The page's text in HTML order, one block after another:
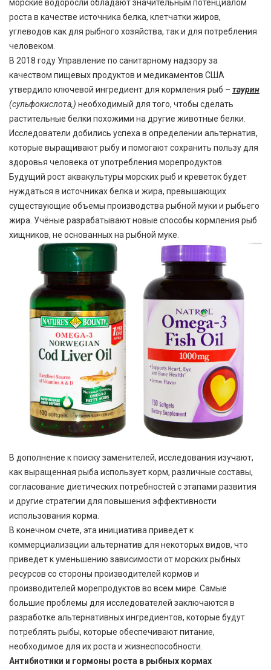
морские водоросли обладают значительным потенциалом
роста в качестве источника белка, клетчатки жиров,
углеводов как для рыбного хозяйства, так и для потребления
человеком.
В 2018 году Управление по санитарному надзору за
качеством пищевых продуктов и медикаментов США
утвердило ключевой ингредиент для кормления рыб – таурин
(сульфокислота,) необходимый для того, чтобы сделать
растительные белки похожими на другие животные белки.
Исследователи добились успеха в определении альтернатив,
которые выращивают рыбу и помогают сохранить пользу для
здоровья человека от употребления морепродуктов.
Будущий рост аквакультуры морских рыб и креветок будет
нуждаться в источниках белка и жира, превышающих
существующие объемы производства рыбной муки и рыбьего
жира. Учёные разрабатывают новые способы кормления рыб
хищников, не основанных на рыбной муке.
В дополнение к поиску заменителей, исследования изучают,
как выращенная рыба использует корм, различные составы,
согласование диетических потребностей с этапами развития
и другие стратегии для повышения эффективности
использования корма.
В конечном счете, эта инициатива приведет к
коммерциализации альтернатив для некоторых видов, что
приведет к уменьшению зависимости от морских рыбных
ресурсов со стороны производителей кормов и
производителей морепродуктов во всем мире. Самые
большие проблемы для исследователей заключаются в
разработке альтернативных ингредиентов, которые будут
потреблять рыбы, которые обеспечивают питание,
необходимое для их роста и жизнеспособности.
Антибиотики и гормоны роста в рыбных кормах